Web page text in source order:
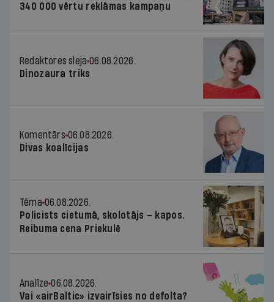
340 000 vērtu reklāmas kampaņu
Redaktores sleja 06.08.2026.
Dinozaura triks
Komentārs 06.08.2026.
Divas koalīcijas
Tēma 06.08.2026.
Policists cietumā, skolotājs – kapos.
Reibuma cena Priekulē
Analīze 06.08.2026.
Vai «airBaltic» izvairīsies no defolta?